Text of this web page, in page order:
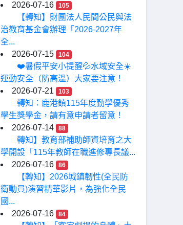
2026-07-16
105
【轉知】財團法人民間公民與法
治教育基金會辦理「2026-2027年
全...
2026-07-15
104
❤️暑假平安小提醒💦水域安全☀️
運動安全（防高溫）大家要注意！
2026-07-21
103
轉知：鹿港鎮115年度勤學優秀
學生獎學金，請有意申請者留意！
2026-07-14
88
轉知】教育部補助師資培育之大
學開設「115年教師在職進修專長議...
2026-07-16
86
【轉知】2026城鎮韌性(全民防
衛動員)演習精華影片，為強化全民
國...
2026-07-16
84